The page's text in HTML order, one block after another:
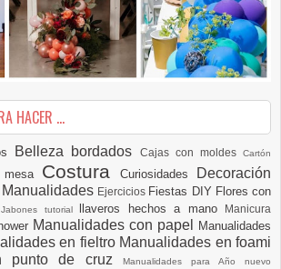
HACER ...
Belleza bordados Cajas con moldesCartón
Costura Curiosidades Decoración
Ejercicios Fiestas DIY Flores con
Jabones tutorial llaveros hechos a mano Manicura
Manualidades con papel
Manualidades
en fieltro Manualidades en foami
punto de cruz
Manualidades para Año nuevo